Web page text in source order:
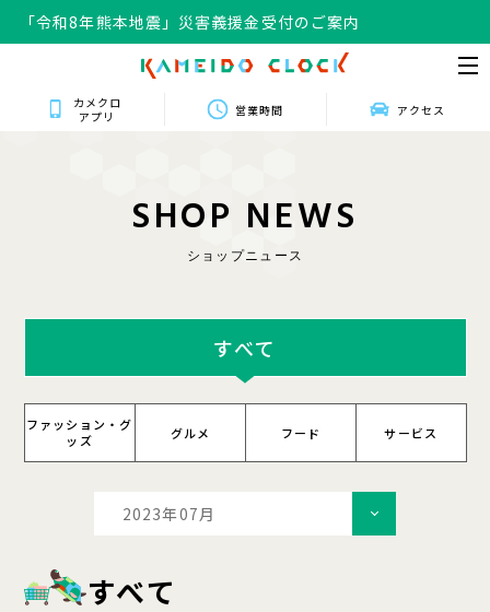
「令和8年熊本地震」災害義援金受付のご案内
カメクロ
アプリ
営業時間 アクセス
SHOP NEWS
ショップニュース
すべて
ファッション・グ
ッズ
グルメ フード サービス
2023年07月
すべて